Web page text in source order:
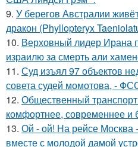
9. У берегов Австралии
дракон (Phyllopteryx
10. Верховный лидер Ирана
израилю за смерть али
11. Суд изъял 97 объектов
совета судей момотова, -
12. Общественный
комфортнее, современнее и
13. Ой - ой! На рейсе
вместе с молодой дамой